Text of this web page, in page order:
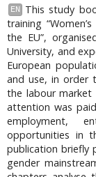
EN
This study
training
the EU”,
University, and
European
and use, in order
the labour
attention was
employment,
opportunities in
publication briefly
gender